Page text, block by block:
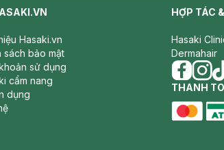
Hasaki.vn
sách bảo mật
sử dụng
cẩm nang
dụng
HỢP TÁC
Hasaki
Dermahair
facebook
THANH